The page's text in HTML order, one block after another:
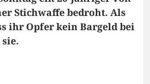
Stichwaffe bedroht. Als
ihr Opfer kein Bargeld bei